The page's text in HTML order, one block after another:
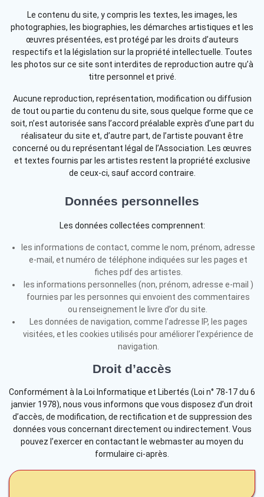
Le contenu du site, y compris les textes, les images, les
photographies, les biographies, les démarches artistiques et les
œuvres présentées, est protégé par les droits d’auteurs
respectifs et la législation sur la propriété intellectuelle. Toutes
les photos sur ce site sont interdites de reproduction autre qu’à
titre personnel et privé.
Aucune reproduction, représentation, modification ou diffusion
de tout ou partie du contenu du site, sous quelque forme que ce
soit, n’est autorisée sans l’accord préalable exprès d’une part du
réalisateur du site et, d’autre part, de l’artiste pouvant être
concerné ou du représentant légal de l’Association. Les œuvres
et textes fournis par les artistes restent la propriété exclusive
de ceux-ci, sauf accord contraire.
Données personnelles
Les données collectées comprennent:
les informations de contact, comme le nom, prénom, adresse
e-mail, et numéro de téléphone indiquées sur les pages et
fiches pdf des artistes.
les informations personnelles (non, prénom, adresse e-mail )
fournies par les personnes qui envoient des commentaires
ou renseignement le livre d’or du site.
Les données de navigation, comme l’adresse IP, les pages
visitées, et les cookies utilisés pour améliorer l’expérience de
navigation.
Droit d’accès
Conformément à la Loi Informatique et Libertés (Loi n° 78-17 du 6
janvier 1978), nous vous informons que vous disposez d’un droit
d’accès, de modification, de rectification et de suppression des
données vous concernant directement ou indirectement. Vous
pouvez l’exercer en contactant le webmaster au moyen du
formulaire ci-après.